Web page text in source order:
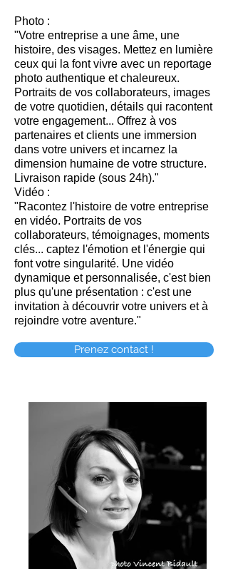
Photo :
"Votre entreprise a une âme, une
histoire, des visages. Mettez en lumière
ceux qui la font vivre avec un reportage
photo authentique et chaleureux.
Portraits de vos collaborateurs, images
de votre quotidien, détails qui racontent
votre engagement... Offrez à vos
partenaires et clients une immersion
dans votre univers et incarnez la
dimension humaine de votre structure.
Livraison rapide (sous 24h)."
Vidéo :
"Racontez l'histoire de votre entreprise
en vidéo. Portraits de vos
collaborateurs, témoignages, moments
clés... captez l'émotion et l'énergie qui
font votre singularité. Une vidéo
dynamique et personnalisée, c'est bien
plus qu'une présentation : c'est une
invitation à découvrir votre univers et à
rejoindre votre aventure."
Prenez contact !